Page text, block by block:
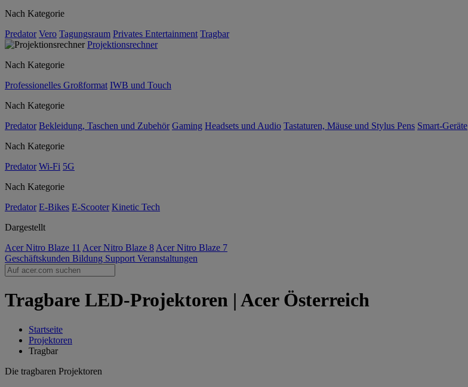
Nach Kategorie
Predator Vero Tagungsraum Privates Entertainment Tragbar
Projektionsrechner
Nach Kategorie
Professionelles Großformat IWB und Touch
Nach Kategorie
Predator Bekleidung, Taschen und Zubehör Gaming Headsets und Audio Tastaturen, Mäuse und Stylus Pens Smart-Geräte
Nach Kategorie
Predator Wi-Fi 5G
Nach Kategorie
Predator E-Bikes E-Scooter Kinetic Tech
Dargestellt
Acer Nitro Blaze 11 Acer Nitro Blaze 8 Acer Nitro Blaze 7
Geschäftskunden Bildung Support Veranstaltungen
Tragbare LED-Projektoren | Acer Österreich
Startseite
Projektoren
Tragbar
Die tragbaren Projektoren